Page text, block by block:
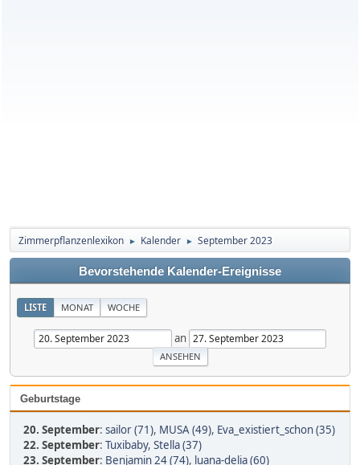
Zimmerpflanzenlexikon ► Kalender ► September 2023
Bevorstehende Kalender-Ereignisse
LISTE MONAT WOCHE
an
Geburtstage
20. September: sailor (71), MUSA (49), Eva_existiert_schon (35)
22. September: Tuxibaby, Stella (37)
23. September: Benjamin 24 (74), luana-delia (60)